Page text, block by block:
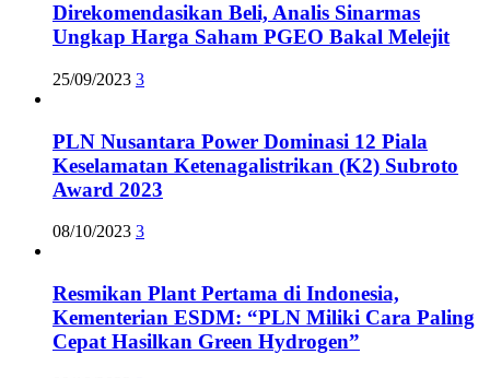
Direkomendasikan Beli, Analis Sinarmas
Ungkap Harga Saham PGEO Bakal Melejit
25/09/2023 3
PLN Nusantara Power Dominasi 12 Piala
Keselamatan Ketenagalistrikan (K2) Subroto
Award 2023
08/10/2023 3
Resmikan Plant Pertama di Indonesia,
Kementerian ESDM: “PLN Miliki Cara Paling
Cepat Hasilkan Green Hydrogen”